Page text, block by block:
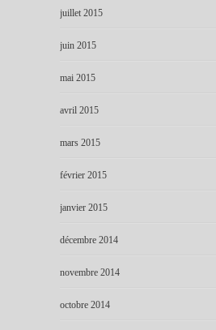
juillet 2015
juin 2015
mai 2015
avril 2015
mars 2015
février 2015
janvier 2015
décembre 2014
novembre 2014
octobre 2014